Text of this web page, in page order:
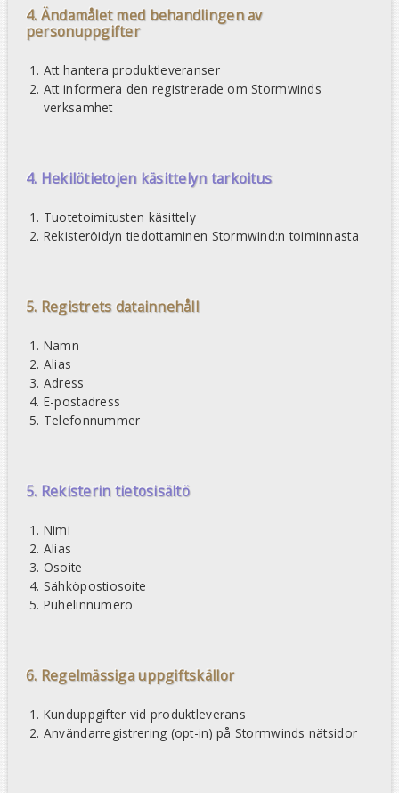
4. Ändamålet med behandlingen av
personuppgifter
Att hantera produktleveranser
Att informera den registrerade om Stormwinds
verksamhet
4. Hekilötietojen käsittelyn tarkoitus
Tuotetoimitusten käsittely
Rekisteröidyn tiedottaminen Stormwind:n toiminnasta
5. Registrets datainnehåll
Namn
Alias
Adress
E-postadress
Telefonnummer
5. Rekisterin tietosisältö
Nimi
Alias
Osoite
Sähköpostiosoite
Puhelinnumero
6. Regelmässiga uppgiftskällor
Kunduppgifter vid produktleverans
Användarregistrering (opt-in) på Stormwinds nätsidor